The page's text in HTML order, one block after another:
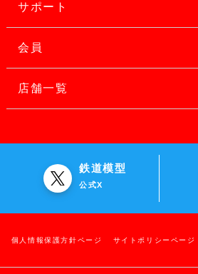
サポート
会員
店舗一覧
鉄道模型
公式X
個人情報保護方針ページ サイトポリシーページ